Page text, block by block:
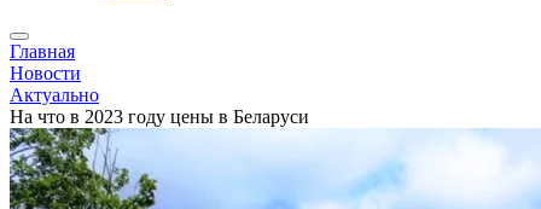
Главная
Новости
Актуально
На что в 2023 году цены в Беларуси